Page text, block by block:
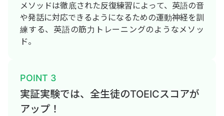
メソッドは徹底された反復練習によって、英語の音
や発話に対応できるようになるための運動神経を訓
練する、英語の筋力トレーニングのようなメソッ
ド。
POINT 3
実証実験では、全生徒のTOEICスコアが
アップ！